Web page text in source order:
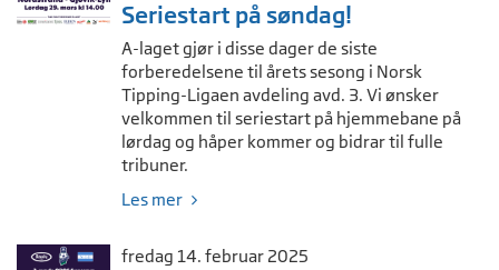
Seriestart på søndag!
A-laget gjør i disse dager de siste
forberedelsene til årets sesong i Norsk
Tipping-Ligaen avdeling avd. 3. Vi ønsker
velkommen til seriestart på hjemmebane på
lørdag og håper kommer og bidrar til fulle
tribuner.
Les mer
fredag 14. februar 2025